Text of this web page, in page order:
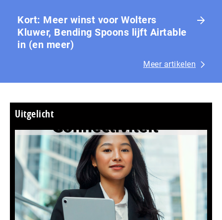
Kort: Meer winst voor Wolters
Kluwer, Bending Spoons lijft Airtable
in (en meer)
Meer artikelen
Uitgelicht